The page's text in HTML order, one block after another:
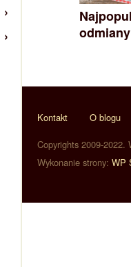
Kontakt O blogu
Copyrights 2009-2022.
Wykonanie strony: WP